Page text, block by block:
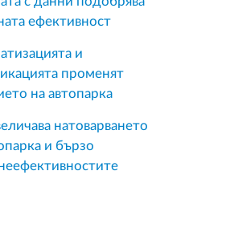
ефективност
и
променят
на автопарка
натоварването
и бързо